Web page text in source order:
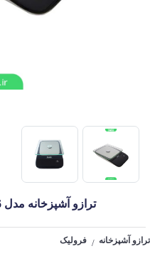
ترازو آشپزخانه مدل EK5556 فرولیک (Frolic)
ترازو آشپزخانه / فرولیک